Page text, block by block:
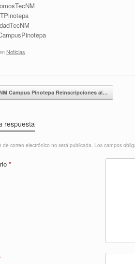
Noticias
de artículos
Campus Pinotepa Reinscripciones al…
respuesta
de correo electrónico no será publicada. Los campos
*